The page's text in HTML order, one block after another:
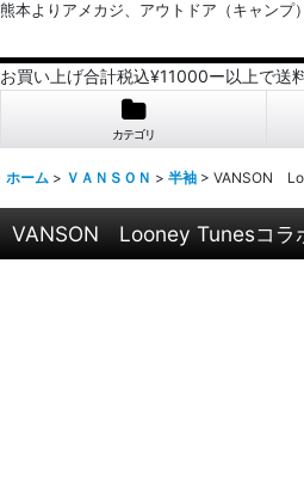
熊本よりアメカジ、アウトドア（キャン
お買い上げ合計税込¥11000ー以上で送
カテゴリ
ホーム > ＶＡＮＳＯＮ > 半袖 > VANSON
VANSON Looney Tunesコ